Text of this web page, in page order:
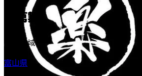
楽萬舞
活動地域
富山県